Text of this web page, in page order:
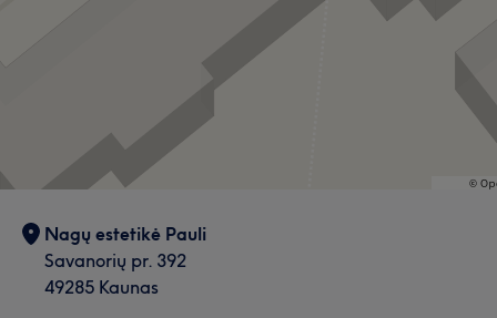
Nagų estetikė Pauli
Savanorių pr. 392
49285 Kaunas